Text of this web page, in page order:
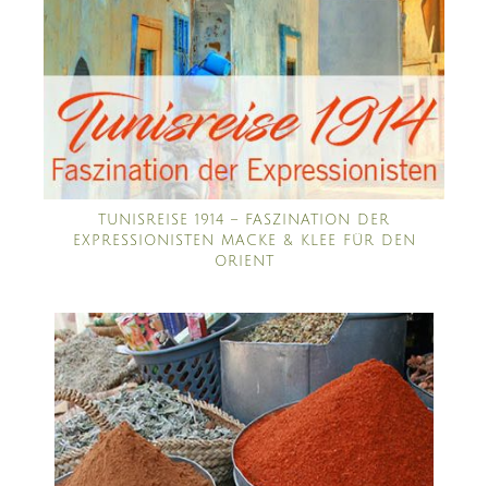
TUNISREISE 1914 – FASZINATION DER
EXPRESSIONISTEN MACKE & KLEE FÜR DEN
ORIENT